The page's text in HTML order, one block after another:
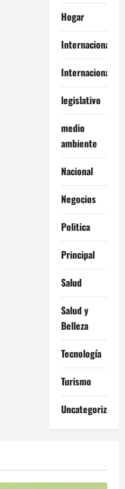
Hogar
Internacional
Internacionales
legislativo
medio
ambiente
Nacional
Negocios
Politica
Principal
Salud
Salud y
Belleza
Tecnología
Turismo
Uncategorized